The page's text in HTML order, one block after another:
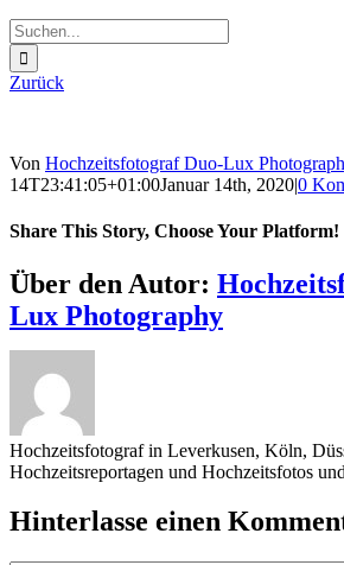
Suche
nach:
Zurück
Von Hochzeitsfotograf Duo-Lux
14T23:41:05+01:00Januar 14th, 2020|0
Share This Story, Choose Your Platform!
Sharing_facebook
Sharing_twitter
Sharing_reddit
Über den Autor:
Lux Photography
Hochzeitsfotograf in Leverkusen, Köln,
Hochzeitsreportagen und Hochzeitsfotos
Hinterlasse einen